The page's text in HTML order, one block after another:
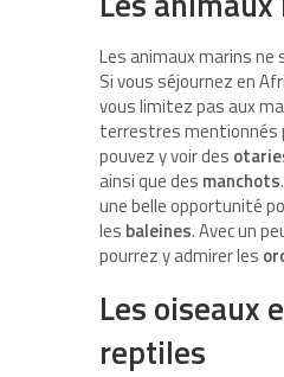
Les animaux marins
Si vous séjournez en
vous limitez pas aux
terrestres mentionnés
pouvez y voir des
ainsi que des manchots
une belle opportunité
les baleines. Avec un
pourrez y admirer les
Les oiseaux
reptiles